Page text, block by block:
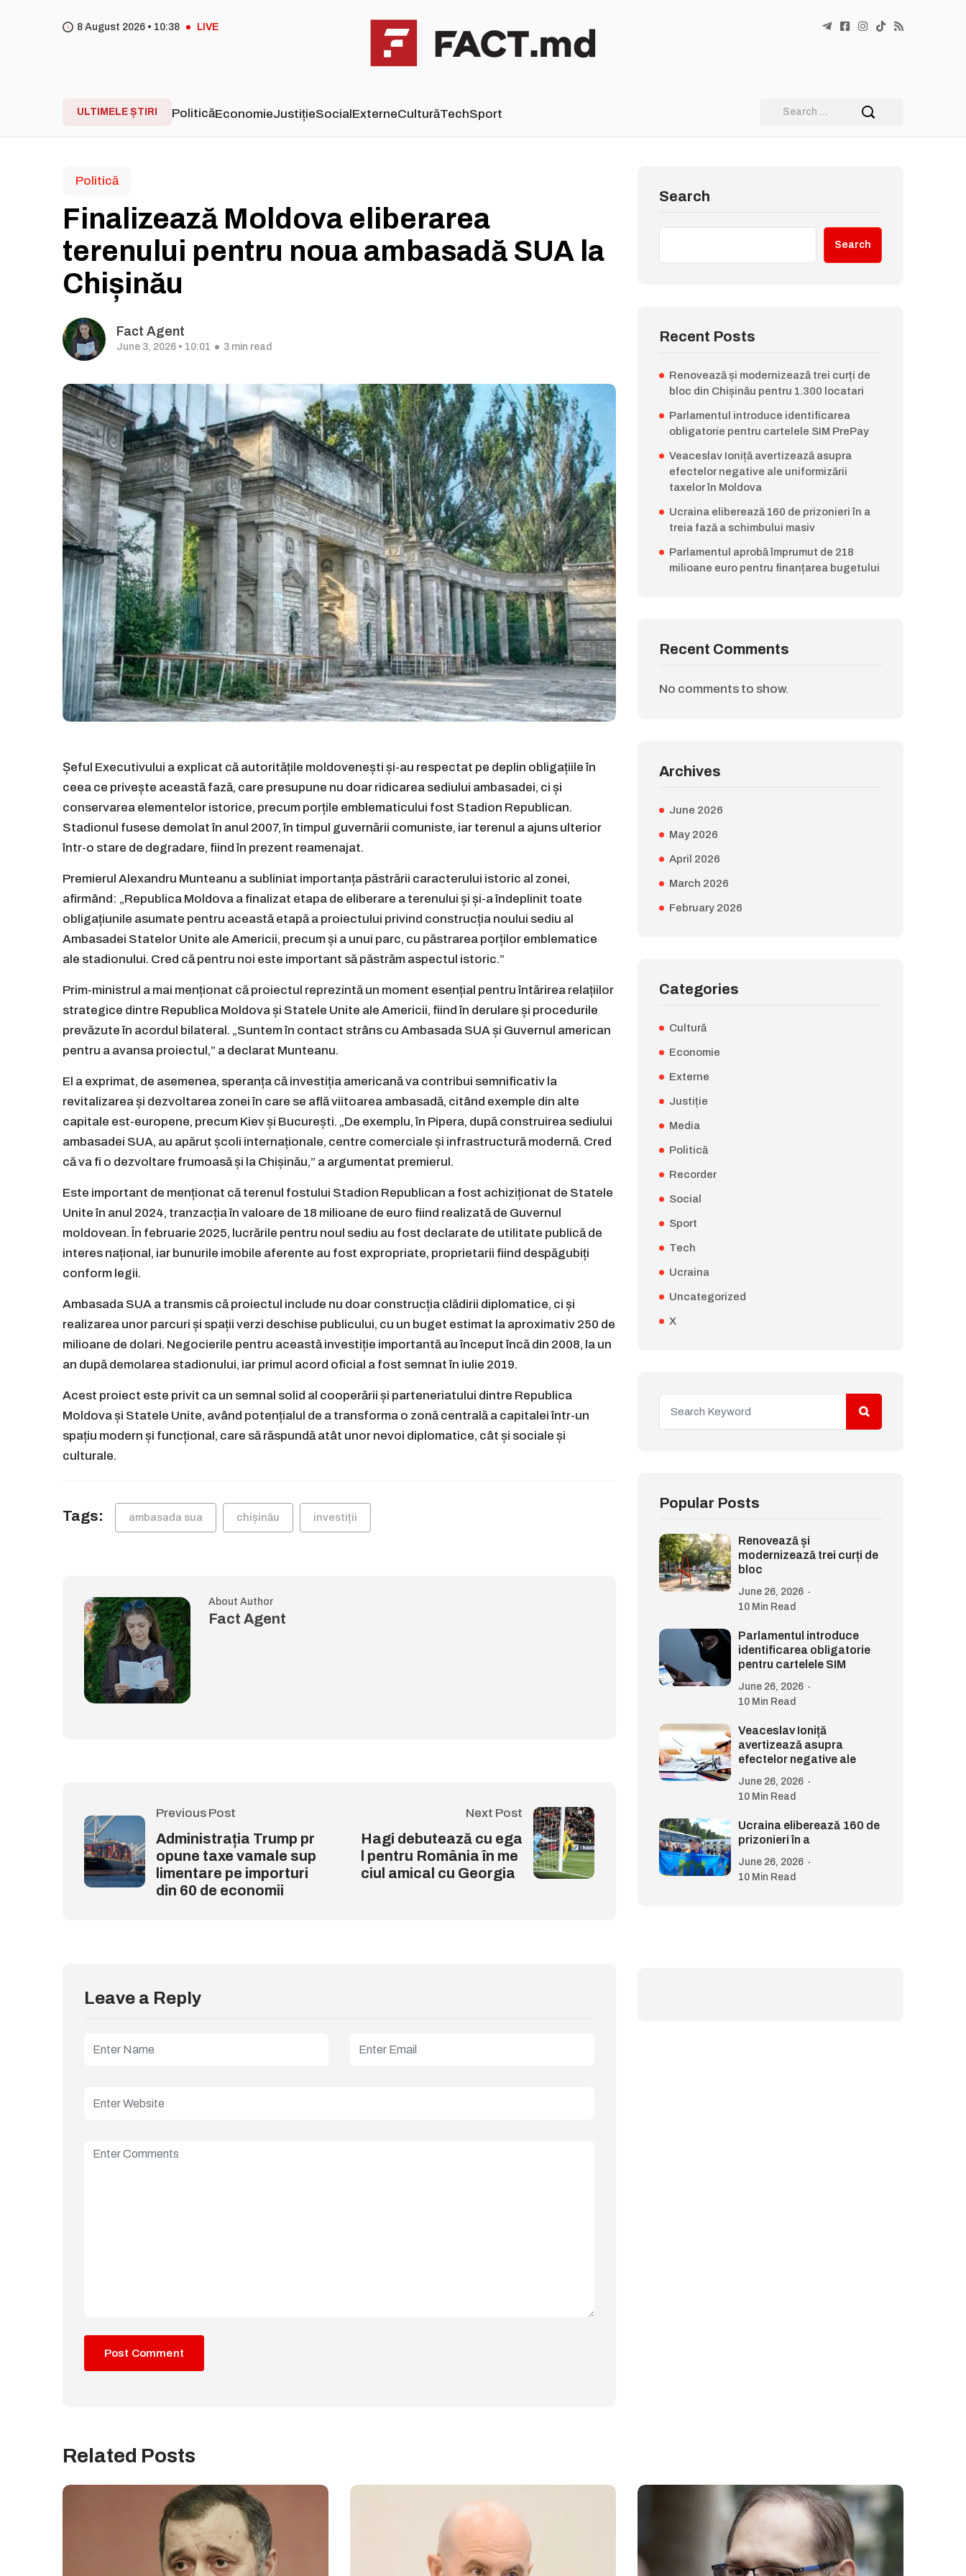
8 August 2026 • 10 38 LIVE
ULTIMELE ȘTIRI PoliticăEconomieJustițieSocialExterneCulturăTechSport
Politică
Finalizează Moldova eliberarea
terenului pentru noua ambasadă SUA la
Chișinău
Fact Agent
June 3, 2026 • 10:01 3 min read
Șeful Executivului a explicat că autoritățile moldovenești și-au respectat pe deplin obligațiile în
ceea ce privește această fază, care presupune nu doar ridicarea sediului ambasadei, ci și
conservarea elementelor istorice, precum porțile emblematicului fost Stadion Republican.
Stadionul fusese demolat în anul 2007, în timpul guvernării comuniste, iar terenul a ajuns ulterior
într-o stare de degradare, fiind în prezent reamenajat.
Premierul Alexandru Munteanu a subliniat importanța păstrării caracterului istoric al zonei,
afirmând: „Republica Moldova a finalizat etapa de eliberare a terenului și și-a îndeplinit toate
obligațiunile asumate pentru această etapă a proiectului privind construcția noului sediu al
Ambasadei Statelor Unite ale Americii, precum și a unui parc, cu păstrarea porților emblematice
ale stadionului. Cred că pentru noi este important să păstrăm aspectul istoric.”
Prim-ministrul a mai menționat că proiectul reprezintă un moment esențial pentru întărirea relațiilor
strategice dintre Republica Moldova și Statele Unite ale Americii, fiind în derulare și procedurile
prevăzute în acordul bilateral. „Suntem în contact strâns cu Ambasada SUA și Guvernul american
pentru a avansa proiectul,” a declarat Munteanu.
El a exprimat, de asemenea, speranța că investiția americană va contribui semnificativ la
revitalizarea și dezvoltarea zonei în care se află viitoarea ambasadă, citând exemple din alte
capitale est-europene, precum Kiev și București. „De exemplu, în Pipera, după construirea sediului
ambasadei SUA, au apărut școli internaționale, centre comerciale și infrastructură modernă. Cred
că va fi o dezvoltare frumoasă și la Chișinău,” a argumentat premierul.
Este important de menționat că terenul fostului Stadion Republican a fost achiziționat de Statele
Unite în anul 2024, tranzacția în valoare de 18 milioane de euro fiind realizată de Guvernul
moldovean. În februarie 2025, lucrările pentru noul sediu au fost declarate de utilitate publică de
interes național, iar bunurile imobile aferente au fost expropriate, proprietarii fiind despăgubiți
conform legii.
Ambasada SUA a transmis că proiectul include nu doar construcția clădirii diplomatice, ci și
realizarea unor parcuri și spații verzi deschise publicului, cu un buget estimat la aproximativ 250 de
milioane de dolari. Negocierile pentru această investiție importantă au început încă din 2008, la un
an după demolarea stadionului, iar primul acord oficial a fost semnat în iulie 2019.
Acest proiect este privit ca un semnal solid al cooperării și parteneriatului dintre Republica
Moldova și Statele Unite, având potențialul de a transforma o zonă centrală a capitalei într-un
spațiu modern și funcțional, care să răspundă atât unor nevoi diplomatice, cât și sociale și
culturale.
Tags: ambasada sua chișinău investiții
About Author
Fact Agent
Previous Post
Administrația Trump pr
opune taxe vamale sup
limentare pe importuri
din 60 de economii
Next Post
Hagi debutează cu ega
l pentru România în me
ciul amical cu Georgia
Leave a Reply
Search
Search
Recent Posts
Renovează și modernizează trei curți de
bloc din Chișinău pentru 1.300 locatari
Parlamentul introduce identificarea
obligatorie pentru cartelele SIM PrePay
Veaceslav Ioniță avertizează asupra
efectelor negative ale uniformizării
taxelor în Moldova
Ucraina eliberează 160 de prizonieri în a
treia fază a schimbului masiv
Parlamentul aprobă împrumut de 218
milioane euro pentru finanțarea bugetului
Recent Comments
No comments to show.
Archives
June 2026
May 2026
April 2026
March 2026
February 2026
Categories
Cultură
Economie
Externe
Justiție
Media
Politică
Recorder
Social
Sport
Tech
Ucraina
Uncategorized
X
Popular Posts
Renovează și
modernizează trei curți de
bloc
June 26, 2026
10 Min Read
Parlamentul introduce
identificarea obligatorie
pentru cartelele SIM
June 26, 2026
10 Min Read
Veaceslav Ioniță
avertizează asupra
efectelor negative ale
June 26, 2026
10 Min Read
Ucraina eliberează 160 de
prizonieri în a
June 26, 2026
10 Min Read
Related Posts